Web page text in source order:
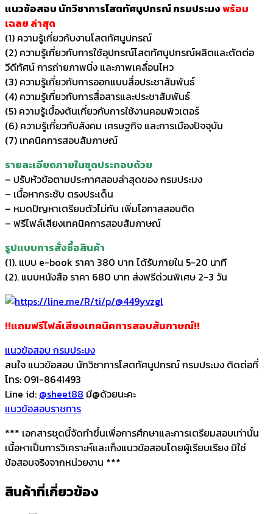
แนวข้อสอบ นักวิชาการโสตทัศนูปกรณ์ กรมประมงพร้อม
เฉลย ล่าสุด
(1) ความรู้เกี่ยวกับงานโสตทัศนูปกรณ์
(2) ความรู้เกี่ยวกับการใช้อุปกรณ์โสตทัศนูปกรณ์ผลิตและตัดต่อ
วีดีทัศน์ การถ่ายภาพนิ่ง และภาพเคลื่อนไหว
(3) ความรู้เกี่ยวกับการออกแบบสื่อประชาสัมพันธ์
(4) ความรู้เกี่ยวกับการสื่อสารและประชาสัมพันธ์
(5) ความรู้เบื้องต้นเกี่ยวกับการใช้งานคอมพิวเตอร์
(6) ความรู้เกี่ยวกับสังคม เศรษฐกิจ และการเมืองปัจจุบัน
(7) เทคนิคการสอบสัมภาษณ์
รายละเอียดภายในชุดประกอบด้วย
– ปรับหัวข้อตามประกาศสอบล่าสุดของ กรมประมง
– เนื้อหากระชับ ตรงประเด็น
– หมดปัญหาเตรียมตัวไม่ทัน เพิ่มโอกาสสอบติด
– ฟรีไฟล์เสียงเทคนิคการสอบสัมภาษณ์
รูปแบบการสั่งชื้อสินค้า
(1). แบบ e-book ราคา 380 บาท ได้รับภายใน 5-20 นาที
(2). แบบหนังสือ ราคา 680 บาท ส่งฟรีด่วนพิเศษ 2-3 วัน
!!แถมฟรีไฟล์เสียงเทคนิคการสอบสัมภาษณ์!!
แนวข้อสอบ กรมประมง
สนใจ แนวข้อสอบ นักวิชาการโสตทัศนูปกรณ์ กรมประมง ติดต่อที่
โทร: 091-8641493
Line id: @sheet88 มี@ด้วยนะคะ
แนวข้อสอบราชการ
*** เอกสารชุดนี้จัดทำขึ้นเพื่อการศึกษาและการเตรียมสอบเท่านั้น
เนื้อหาเป็นการวิเคราะห์และเก็งแนวข้อสอบโดยผู้เรียบเรียง มิใช่
ข้อสอบจริงจากหน่วยงาน ***
สินค้าที่เกี่ยวข้อง